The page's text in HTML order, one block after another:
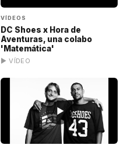
VÍDEOS
DC Shoes x Hora de
Aventuras, una colabo
'Matemática'
▶ VÍDEO
▶